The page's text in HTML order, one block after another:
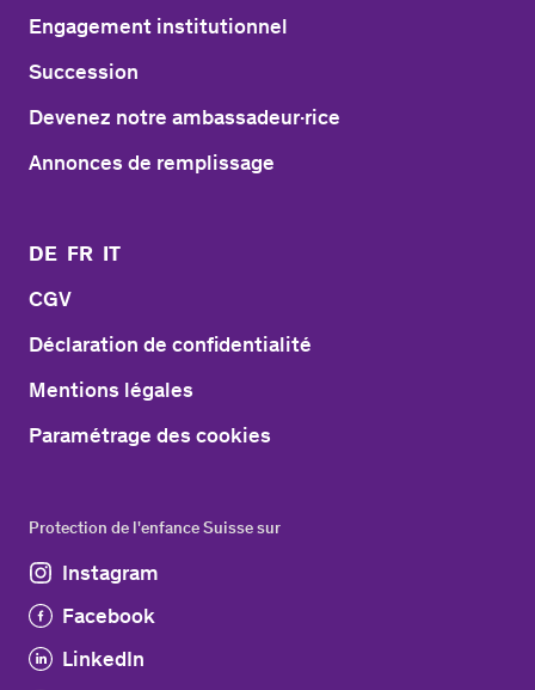
Engagement institutionnel
Succession
Devenez notre ambassadeur·rice
Annonces de remplissage
DE FR IT
CGV
Déclaration de confidentialité
Mentions légales
Paramétrage des cookies
Protection de l'enfance Suisse sur
Instagram
Facebook
LinkedIn